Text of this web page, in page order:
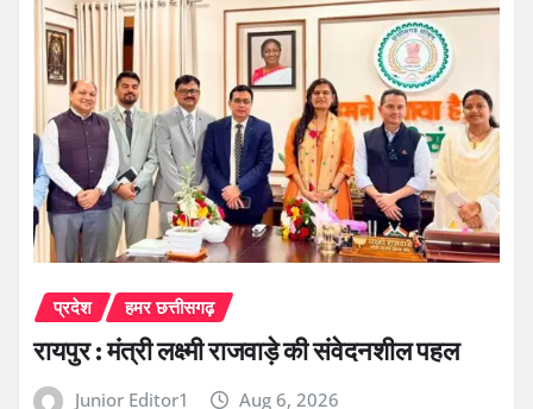
प्रदेश हमर छत्तीसगढ़
रायपुर : मंत्री लक्ष्मी राजवाड़े की संवेदनशील पहल
Junior Editor1 Aug 6, 2026